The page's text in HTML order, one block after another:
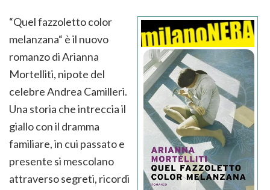
“Quel fazzoletto color
melanzana“ è il nuovo
romanzo di Arianna
Mortelliti, nipote del
celebre Andrea Camilleri.
Una storia che intreccia il
giallo con il dramma
familiare, in cui passato e
presente si mescolano
attraverso segreti, ricordi